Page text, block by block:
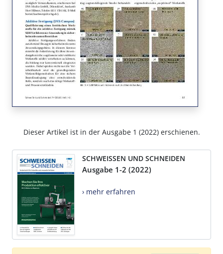
Dieser Artikel ist in der Ausgabe 1 (2022) erschienen.
SCHWEISSEN UND SCHNEIDEN
Ausgabe 1-2 (2022)
› mehr erfahren